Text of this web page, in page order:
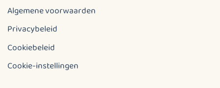
Algemene voorwaarden
Privacybeleid
Cookiebeleid
Cookie-instellingen